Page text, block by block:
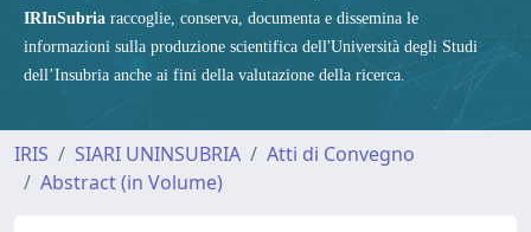
IRInSubria raccoglie, conserva, documenta e dissemina le
informazioni sulla produzione scientifica dell'Università degli Studi
dell’Insubria anche ai fini della valutazione della ricerca.
IRIS SIARI UNINSUBRIA
Atti di Convegno
Abstract (in Volume)